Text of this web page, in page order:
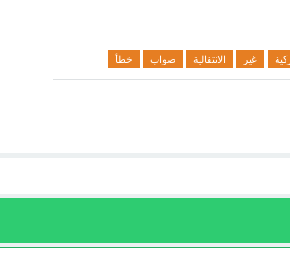
غير الانتقالية صواب خطأ